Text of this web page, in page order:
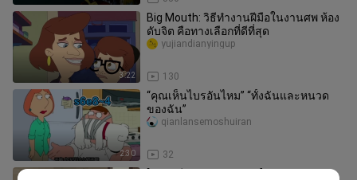
3:22
Big Mouth: วิธีทำงานฝีมือในงานศพ ห้อง
ดับจิต คือทางเลือกที่ดีที่สุด
130
yujiandianyingup
2:30
“คุณเห็นไบรอันไหม” “ทั้งฉันและหนวด
ของฉัน”
32
qianlansemoshuiran